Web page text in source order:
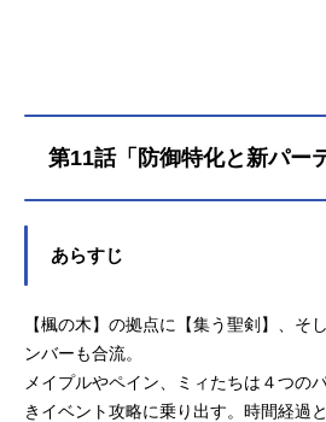
第11話「防御特化と新パー
あらすじ
【楓の木】の拠点に【集う聖剣】、そ
ンバーも合流。
メイプルやペイン、ミィたちは４つの
きイベント攻略に乗り出す。時間経過